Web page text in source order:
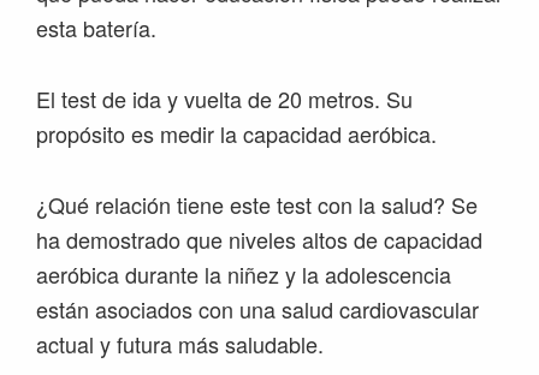
esta batería.
El test de ida y vuelta de 20 metros. Su
propósito es medir la capacidad aeróbica.
¿Qué relación tiene este test con la salud? Se
ha demostrado que niveles altos de capacidad
aeróbica durante la niñez y la adolescencia
están asociados con una salud cardiovascular
actual y futura más saludable.